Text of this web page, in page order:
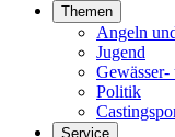
Themen
Angeln
Jugend
Politik
Service